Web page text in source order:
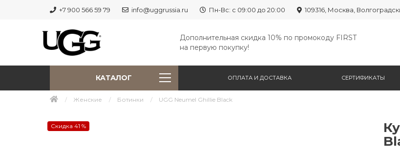
+7 900 566 59 79 info@uggrussia.ru Пн-Вс: с 09:00 до 20:00 109316, Москва,
Дополнительная скидка 10% по промокоду FIRST
на первую покупку!
КАТАЛОГ ОПЛАТА И ДОСТАВКА СЕРТИФИКАТЫ
Женские Ботинки UGG Neumel Ghillie Black
Скидка 41 %